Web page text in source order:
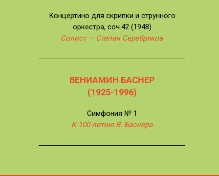
Концертино для скрипки и струнного
оркестра, соч.42 (1948)
Солист — Степан Серебряков
ВЕНИАМИН БАСНЕР
(1925-1996)
Симфония № 1
К 100-летию В. Баснера